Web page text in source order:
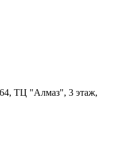
ТЦ "Алмаз", 3 этаж,